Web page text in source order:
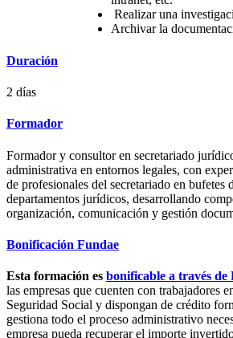
Realizar una
Archivar la
Duración
2 días
Formador
Formador y consultor en secretariado
administrativa en entornos legales, con
de profesionales del secretariado en bufetes
departamentos jurídicos, desarrollando
organización, comunicación y gestión
Bonificación Fundae
Esta formación es bonificable a través
las empresas que cuenten con trabajadores
Seguridad Social y dispongan de crédito
gestiona todo el proceso administrativo
empresa pueda recuperar el importe